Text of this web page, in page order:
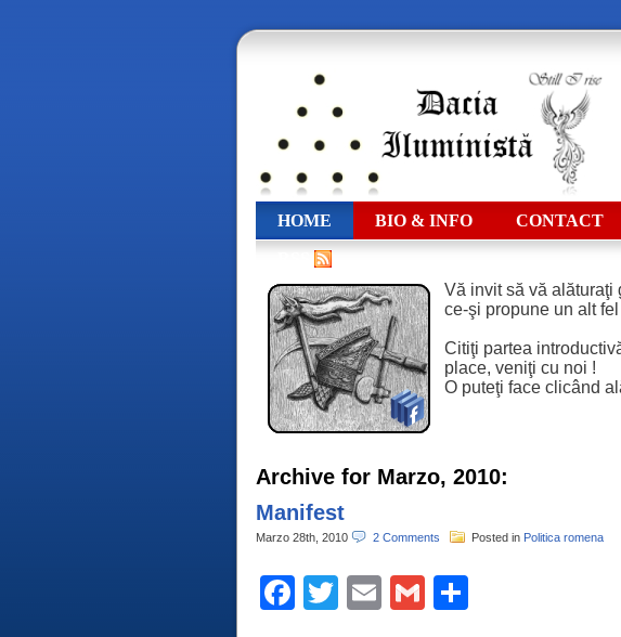
HOME BIO & INFO CONTACT
Vă invit să vă alăturaţi
ce-şi propune un alt
Citiţi partea
place, veniţi cu noi !
O puteţi face clicând
Archive for Marzo, 2010:
Manifest
Marzo 28th, 2010 2 Comments Posted in Politica romena
Facebook
TwitterEmailGmail